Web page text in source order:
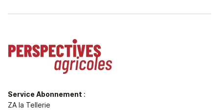
Service Abonnement :
ZA la Tellerie